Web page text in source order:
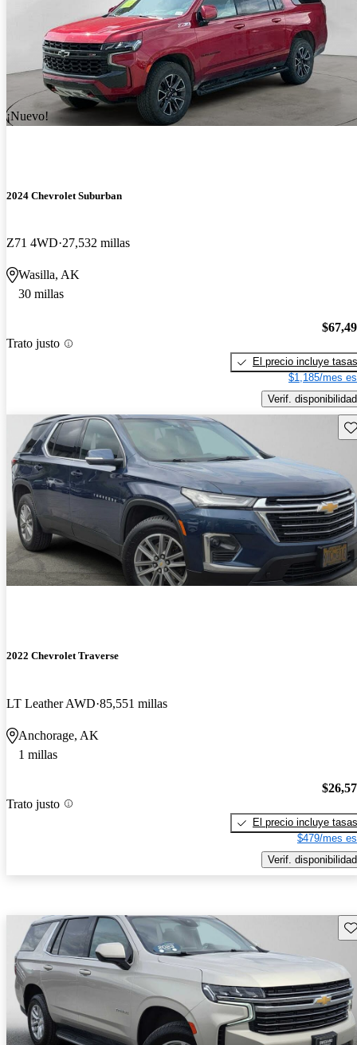
¡Nuevo!
2024 Chevrolet Suburban
Z71 4WD 27,532 millas
Wasilla, AK
30 millas
Trato justo
El precio incluye tasas
$1,185/mes
Verif. disponibilidad
2022 Chevrolet Traverse
LT Leather AWD 85,551 millas
Anchorage, AK
1 millas
Trato justo
El precio incluye tasas
$479/mes
Verif. disponibilidad